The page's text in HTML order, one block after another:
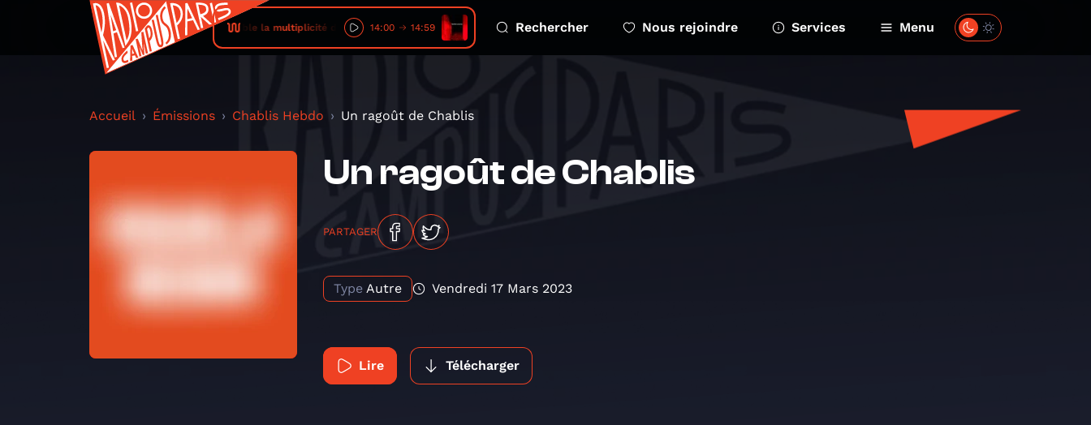
Rendre audible la multiplicité des mondes sonores • Sentiers sonores
14:00 14:59 Rechercher Nous rejoindre Services Menu
Accueil Émissions Chablis Hebdo Un ragoût de Chablis
Un ragoût de Chablis
PARTAGER
Type Autre Vendredi 17 Mars 2023
Lire Télécharger